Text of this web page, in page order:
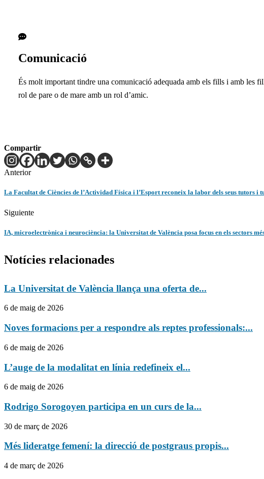
Comunicació
És molt important tindre una comunicació adequada amb els fills i amb les
rol de pare o de mare amb un rol d’amic.
Compartir
Anterior
La Facultat de Ciències de l’Actividad Física i l’Esport reconeix la labor dels seus tutors i
Siguiente
IA, microelectrònica i neurociència: la Universitat de València posa focus en els sectors
Notícies relacionades
La Universitat de València llança una oferta de...
6 de maig de 2026
Noves formacions per a respondre als reptes professionals:...
6 de maig de 2026
L’auge de la modalitat en línia redefineix el...
6 de maig de 2026
Rodrigo Sorogoyen participa en un curs de la...
30 de març de 2026
Més lideratge femení: la direcció de postgraus propis...
4 de març de 2026